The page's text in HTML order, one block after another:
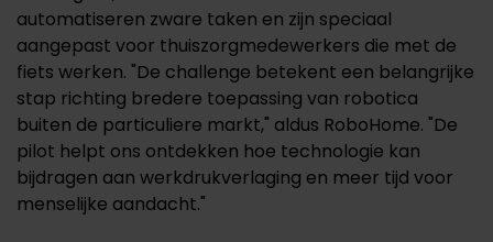
automatiseren zware taken en zijn speciaal
aangepast voor thuiszorgmedewerkers die met de
fiets werken. "De challenge betekent een belangrijke
stap richting bredere toepassing van robotica
buiten de particuliere markt," aldus RoboHome. "De
pilot helpt ons ontdekken hoe technologie kan
bijdragen aan werkdrukverlaging en meer tijd voor
menselijke aandacht."